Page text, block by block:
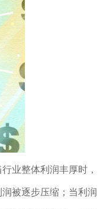
业整体利润丰厚时，
被逐步压缩；当利润